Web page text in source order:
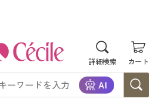
詳細検索 カート